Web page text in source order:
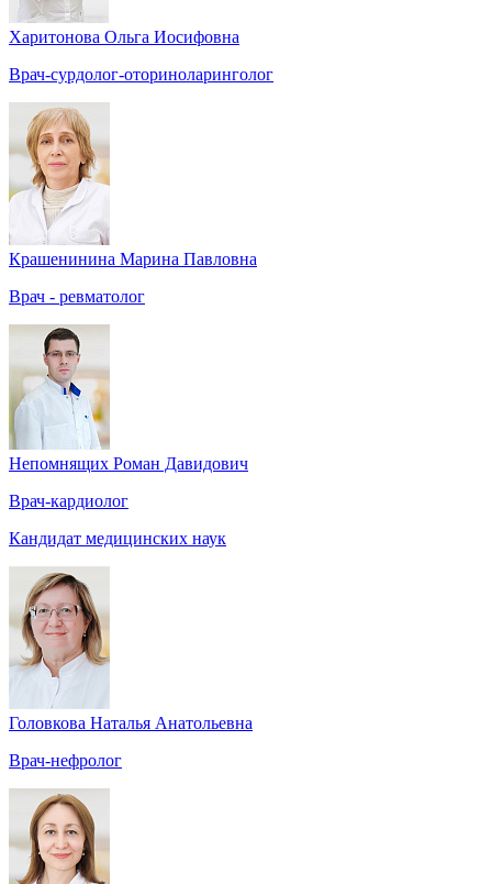
Харитонова Ольга Иосифовна
Врач-сурдолог-оториноларинголог
Крашенинина Марина Павловна
Врач - ревматолог
Непомнящих Роман Давидович
Врач-кардиолог
Кандидат медицинских наук
Головкова Наталья Анатольевна
Врач-нефролог